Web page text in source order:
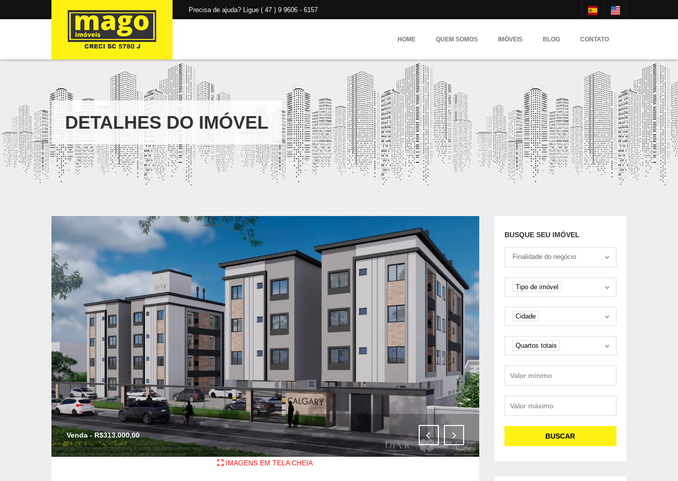
Precisa de ajuda? Ligue ( 47 ) 9 9606 - 6157
HOME QUEM SOMOS IMÓVEIS BLOG CONTATO
DETALHES DO IMÓVEL
Venda - R$313.000,00 Venda - R$313.000,00
IMAGENS EM TELA CHEIA
BUSQUE SEU IMÓVEL
Tipo negociação
Finalidade do negócio
Tipo de imóvel
Tipo de imóvel
Cidade
Cidade
Quartos
Quartos totais
BUSCAR